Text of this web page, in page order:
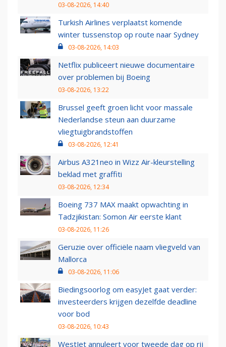
03-08-2026, 14:40
Turkish Airlines verplaatst komende
winter tussenstop op route naar Sydney
03-08-2026, 14:03
Netflix publiceert nieuwe documentaire
over problemen bij Boeing
03-08-2026, 13:22
Brussel geeft groen licht voor massale
Nederlandse steun aan duurzame
vliegtuigbrandstoffen
03-08-2026, 12:41
Airbus A321neo in Wizz Air-kleurstelling
beklad met graffiti
03-08-2026, 12:34
Boeing 737 MAX maakt opwachting in
Tadzjikistan: Somon Air eerste klant
03-08-2026, 11:26
Geruzie over officiële naam vliegveld van
Mallorca
03-08-2026, 11:06
Biedingsoorlog om easyJet gaat verder:
investeerders krijgen dezelfde deadline
voor bod
03-08-2026, 10:43
WestJet annuleert voor tweede dag op rij